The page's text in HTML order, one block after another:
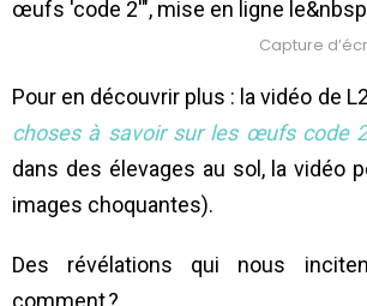
Capture
Pour en découvrir plus : la vidéo de
choses à savoir sur les œufs code
dans des élevages au sol, la vidéo
images choquantes).
Des révélations qui nous